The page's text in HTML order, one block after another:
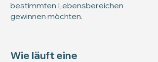
bestimmten Lebensbereichen
gewinnen möchten.
Wie läuft eine